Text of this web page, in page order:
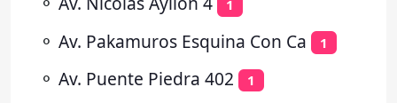
1
⚬ Av. Pakamuros Esquina Con Ca 1
⚬ Av. Puente Piedra 402 1